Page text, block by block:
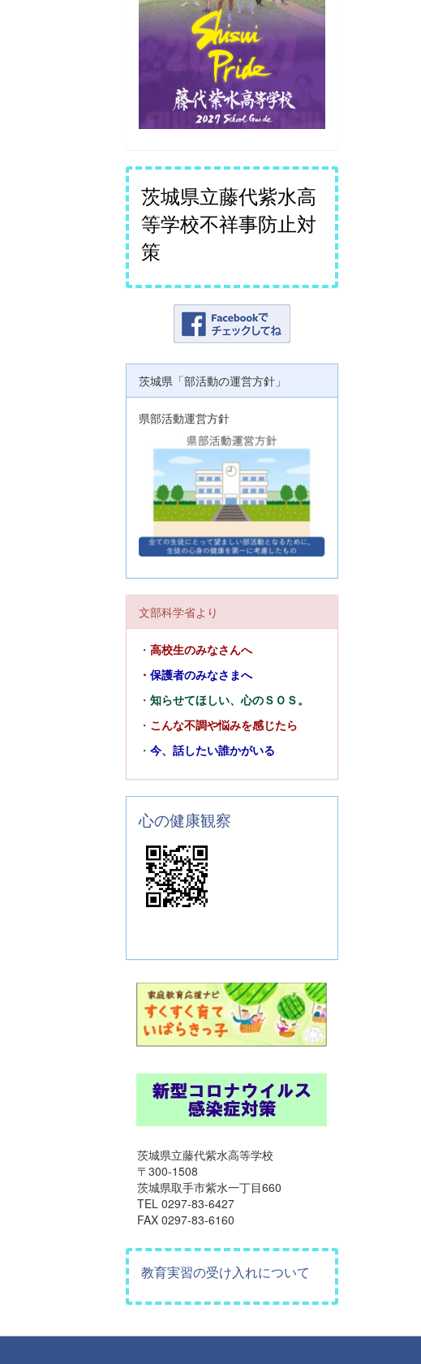
茨城県立藤代紫水高
等学校不祥事防止対
策
茨城県「部活動の運営方針」
県部活動運営方針
文部科学省より
・ 高校生のみなさんへ
・ 保護者のみなさまへ
・ 知らせてほしい、心のＳＯＳ。
・ こんな不調や悩みを感じたら
・ 今、話したい誰かがいる
心の健康観察
茨城県立藤代紫水高等学校
〒300-1508
茨城県取手市紫水一丁目660
TEL 0297-83-6427
FAX 0297-83-6160
教育実習の受け入れについて